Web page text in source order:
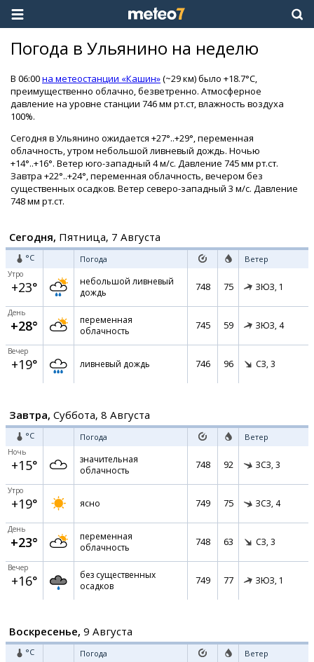
Погода в Ульянино на неделю
В 06:00на метеостанции «Кашин»(~29 км) было +18.7°C,
преимущественно облачно, безветренно. Атмосферное
давление на уровне станции 746 мм рт.ст, влажность воздуха
100%.
Сегодня в Ульянино ожидается +27°..+29°, переменная
облачность, утром небольшой ливневый дождь. Ночью
+14°..+16°. Ветер юго-западный 4 м/с. Давление 745 мм рт.ст.
Завтра +22°..+24°, переменная облачность, вечером без
существенных осадков. Ветер северо-западный 3 м/с. Давление
748 мм рт.ст.
Сегодня, Пятница, 7 Августа
°C Погода Ветер
Утро
+23°
небольшой ливневый
дождь
748 75 ЗЮЗ, 1
День
+28°
переменная
облачность
745 59 ЗЮЗ, 4
Вечер
+19° ливневый дождь 746 96 СЗ, 3
Завтра, Суббота, 8 Августа
°C Погода Ветер
Ночь
+15°
значительная
облачность
748 92 ЗСЗ, 3
Утро
+19° ясно 749 75 ЗСЗ, 4
День
+23°
переменная
облачность
748 63 СЗ, 3
Вечер
+16°
без существенных
осадков
749 77 ЗЮЗ, 1
Воскресенье, 9 Августа
°C Погода Ветер